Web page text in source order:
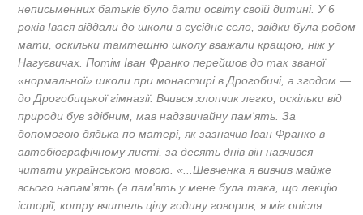
неписьменних батьків було дати освіту своїй дитині. У 6
років Івася віддали до школи в сусіднє село, звідки була родом
мати, оскільки тамтешню школу вважали кращою, ніж у
Нагуєвичах. Потім Іван Франко перейшов до так званої
«нормальної» школи при монастирі в Дрогобичі, а згодом —
до Дрогобицької гімназії. Вчився хлопчик легко, оскільки від
природи був здібним, мав надзвичайну пам'ять. За
допомогою дядька по матері, як зазначив Іван Франко в
автобіографічному листі, за десять днів він навчився
читати українською мовою. «...Шевченка я вивчив майже
всього напам'ять (а пам'ять у мене була така, що лекцію
історії, котру вчитель цілу годину говорив, я міг опісля